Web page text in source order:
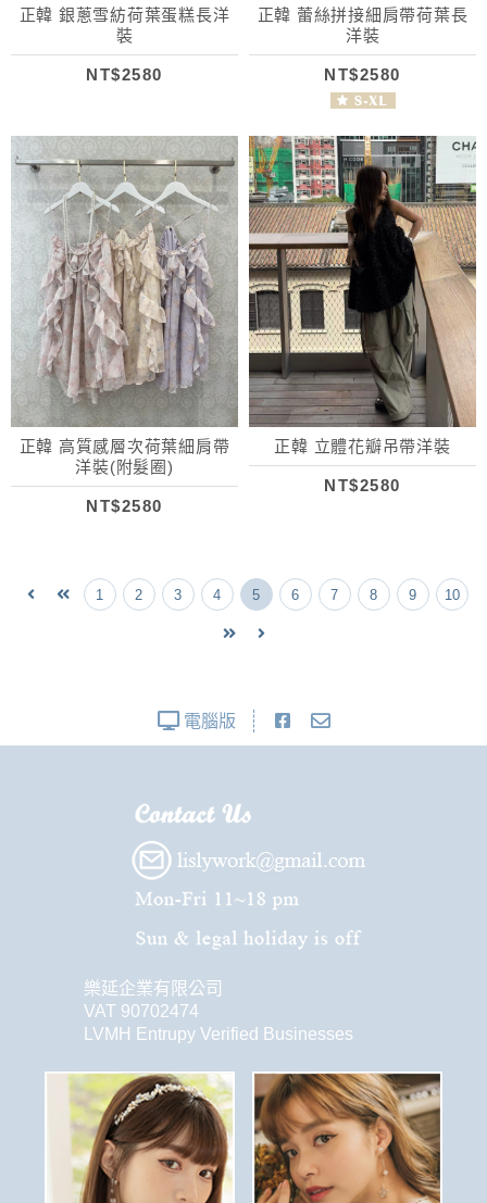
正韓 銀蔥雪紡荷葉蛋糕長洋
裝
NT$2580
正韓 蕾絲拼接細肩帶荷葉長
洋裝
NT$2580
正韓 高質感層次荷葉細肩帶
洋裝(附髮圈)
NT$2580
正韓 立體花瓣吊帶洋裝
NT$2580
1 2 3 4 5 6 7 8 9 10
電腦版
樂延企業有限公司
VAT 90702474
LVMH Entrupy Verified Businesses